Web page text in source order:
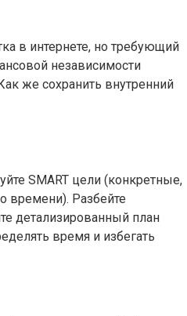
в интернете, но требующий
независимости
же сохранить внутренний
SMART цели (конкретные,
времени). Разбейте
детализированный план
время и избегать